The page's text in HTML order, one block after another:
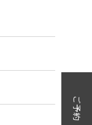
ご予約